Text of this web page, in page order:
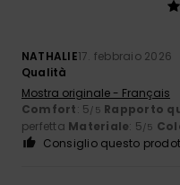
NATHALIE17. febbraio 2026
Qualità
Mostra originale - Français
Comfort: 5/5 Rapporto
perfetta Materiale: 5/5
Consiglio questo